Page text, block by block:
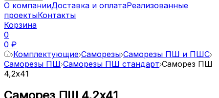
О компанииДоставка и оплатаРеализованные
проектыКонтакты
Корзина
0
0 ₽
Комплектующие Саморезы Саморезы ПШ и ПШС
Саморезы ПШ Саморезы ПШ стандарт Саморез ПШ
4,2х41